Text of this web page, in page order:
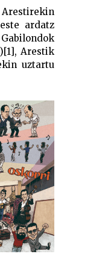
ardatz
Arestik
uztartu